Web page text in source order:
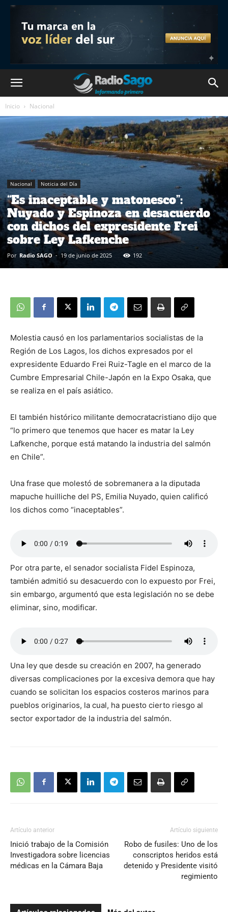
Inicio Nacional
Nacional Noticia del Día
“Es inaceptable y matonesco”:
Nuyado y Espinoza en desacuerdo
con dichos del expresidente Frei
sobre Ley Lafkenche
Por Radio SAGO - 19 de junio de 2025 192
Molestia causó en los parlamentarios socialistas de la
Región de Los Lagos, los dichos expresados por el
expresidente Eduardo Frei Ruiz-Tagle en el marco de la
Cumbre Empresarial Chile-Japón en la Expo Osaka, que
se realiza en el país asiático.
El también histórico militante democratacristiano dijo que
“lo primero que tenemos que hacer es matar la Ley
Lafkenche, porque está matando la industria del salmón
en Chile”.
Una frase que molestó de sobremanera a la diputada
mapuche huilliche del PS, Emilia Nuyado, quien calificó
los dichos como “inaceptables”.
Por otra parte, el senador socialista Fidel Espinoza,
también admitió su desacuerdo con lo expuesto por Frei,
sin embargo, argumentó que esta legislación no se debe
eliminar, sino, modificar.
Una ley que desde su creación en 2007, ha generado
diversas complicaciones por la excesiva demora que hay
cuando se solicitan los espacios costeros marinos para
pueblos originarios, la cual, ha puesto cierto riesgo al
sector exportador de la industria del salmón.
Artículo anterior
Inició trabajo de la Comisión
Investigadora sobre licencias
médicas en la Cámara Baja
Artículo siguiente
Robo de fusiles: Uno de los
conscriptos heridos está
detenido y Presidente visitó
regimiento